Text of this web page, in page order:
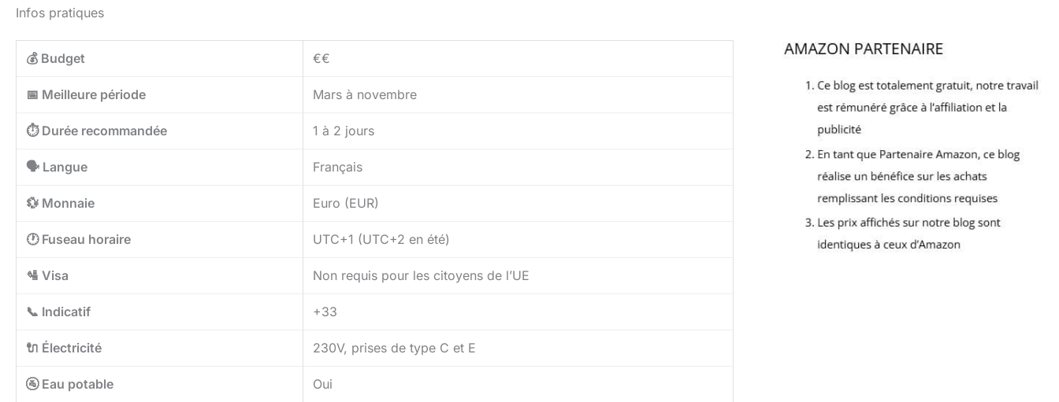
Infos pratiques
💰 Budget €€
📅 Meilleure période Mars à novembre
⏱️ Durée recommandée 1 à 2 jours
🗣️ Langue Français
💱 Monnaie Euro (EUR)
🕐 Fuseau horaire UTC+1 (UTC+2 en été)
🛂 Visa Non requis pour les citoyens de l’UE
📞 Indicatif +33
🔌 Électricité 230V, prises de type C et E
🚰 Eau potable Oui